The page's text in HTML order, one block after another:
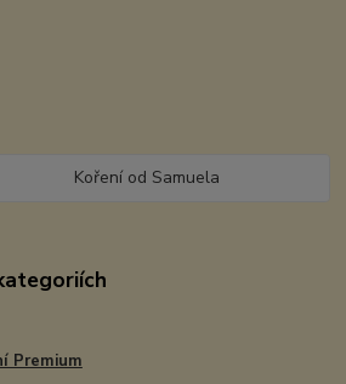
Koření od Samuela
Premium